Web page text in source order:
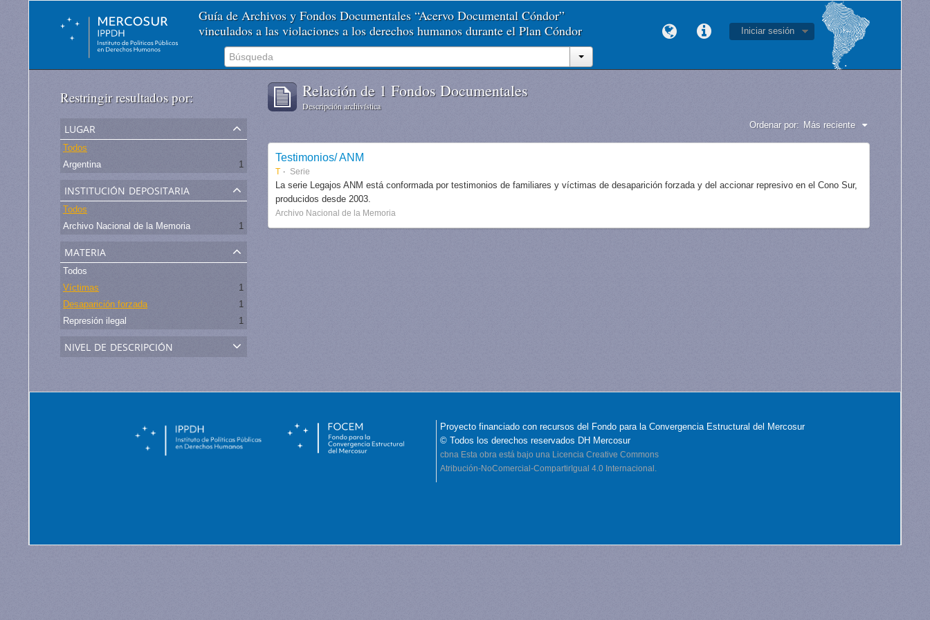
Guía de Archivos y Fondos Documentales “Acervo Documental Cóndor”
vinculados a las violaciones a los derechos humanos durante el Plan Cóndor
Iniciar sesión
Restringir resultados por:
lugar
Todos
Argentina
1
institución depositaria
Todos
Archivo Nacional de la Memoria
1
materia
Todos
Víctimas
1
Desaparición forzada
1
Represión ilegal
1
nivel de descripción
Relación de 1 Fondos Documentales
Descripción archivística
Ordenar por: Más reciente
Testimonios/ ANM
T Serie
La serie Legajos ANM está conformada por testimonios de familiares y víctimas de desaparición forzada y del accionar represivo en el Cono Sur,
producidos desde 2003.
Archivo Nacional de la Memoria
Proyecto financiado con recursos del Fondo para la Convergencia Estructural del Mercosur
© Todos los derechos reservados DH Mercosur
cbna Esta obra está bajo una Licencia Creative Commons
Atribución-NoComercial-CompartirIgual 4.0 Internacional.